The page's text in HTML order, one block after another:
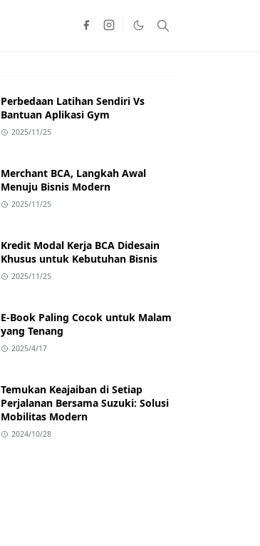
Perbedaan Latihan Sendiri Vs
Bantuan Aplikasi Gym
2025/11/25
Merchant BCA, Langkah Awal
Menuju Bisnis Modern
2025/11/25
Kredit Modal Kerja BCA Didesain
Khusus untuk Kebutuhan Bisnis
2025/11/25
E-Book Paling Cocok untuk Malam
yang Tenang
2025/4/17
Temukan Keajaiban di Setiap
Perjalanan Bersama Suzuki: Solusi
Mobilitas Modern
2024/10/28